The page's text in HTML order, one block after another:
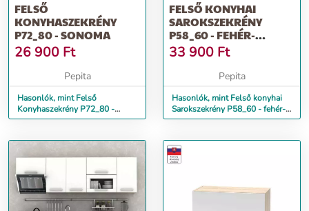
FELSŐ
KONYHASZEKRÉNY
P72_80 - SONOMA
26 900 Ft
Pepita
Hasonlók, mint Felső
Konyhaszekrény P72_80 -
sonoma
FELSŐ KONYHAI
SAROKSZEKRÉNY
P58_60 - FEHÉR-
SONOMA
33 900 Ft
Pepita
Hasonlók, mint Felső konyhai
Sarokszekrény P58_60 - fehér-
sonoma